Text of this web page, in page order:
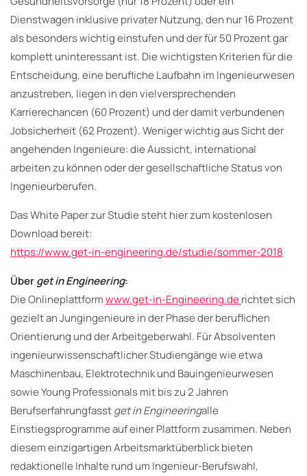
Dienstwagen inklusive privater Nutzung, den nur 16 Prozent
als besonders wichtig einstufen und der für 50 Prozent gar
komplett uninteressant ist. Die wichtigsten Kriterien für die
Entscheidung, eine berufliche Laufbahn im Ingenieurwesen
anzustreben, liegen in den vielversprechenden
Karrierechancen (60 Prozent) und der damit verbundenen
Jobsicherheit (62 Prozent). Weniger wichtig aus Sicht der
angehenden Ingenieure: die Aussicht, international
arbeiten zu können oder der gesellschaftliche Status von
Ingenieurberufen.
Das White Paper zur Studie steht hier zum kostenlosen
Download bereit:
https://www.get-in-engineering.de/studie/sommer-2018
Überget in Engineering:
Die Onlineplattformwww.get-in-Engineering.derichtet sich
gezielt an Jungingenieure in der Phase der beruflichen
Orientierung und der Arbeitgeberwahl. Für Absolventen
ingenieurwissenschaftlicher Studiengänge wie etwa
Maschinenbau, Elektrotechnik und Bauingenieurwesen
sowie Young Professionals mit bis zu 2 Jahren
Berufserfahrungfasstget in Engineeringalle
Einstiegsprogramme auf einer Plattform zusammen. Neben
diesem einzigartigen Arbeitsmarktüberblick bieten
redaktionelle Inhalte rund um Ingenieur-Berufswahl,